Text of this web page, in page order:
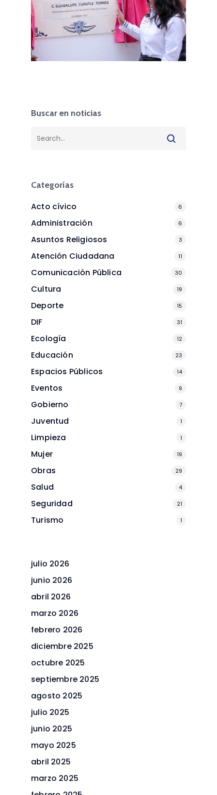
Buscar en noticias
Categorías
Acto cívico 6
Administración 6
Asuntos Religiosos 3
Atención Ciudadana 11
Comunicación Pública 30
Cultura 19
Deporte 15
DIF 31
Ecología 12
Educación 23
Espacios Públicos 14
Eventos 9
Gobierno 7
Juventud 1
Limpieza 1
Mujer 19
Obras 29
Salud 4
Seguridad 21
Turismo 1
julio 2026
junio 2026
abril 2026
marzo 2026
febrero 2026
diciembre 2025
octubre 2025
septiembre 2025
agosto 2025
julio 2025
junio 2025
mayo 2025
abril 2025
marzo 2025